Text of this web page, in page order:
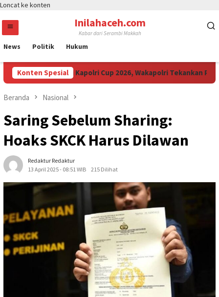
Loncat ke konten
Inilahaceh.com
Kabar dari Serambi Makkah
News Politik Hukum
Konten Spesial
Anak Muda Ikuti Kapolri Cup 2026, Wakapolri Tekankan
Beranda Nasional
Saring Sebelum Sharing:
Hoaks SKCK Harus Dilawan
Redaktur Redaktur
13 April 2025 - 08:51 WIB
215 Dilihat